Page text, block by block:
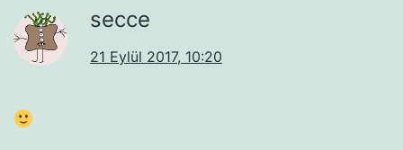
secce
21 Eylül 2017, 10:20